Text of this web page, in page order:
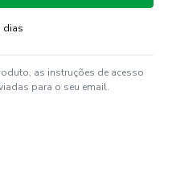
dias
as instruções de acesso
para o seu email.